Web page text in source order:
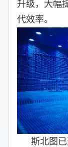
升级，大幅
代效率。
斯北图